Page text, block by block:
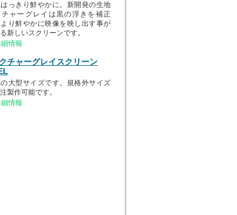
っきり鮮やかに。新開発の生地
チャーグレイは黒の浮きを補正
より鮮やかに映像を映し出す事が
新しいスクリーンです。
情報
チャーグレイスクリーン
の大型サイズです。規格外サイズ
製作可能です。
情報